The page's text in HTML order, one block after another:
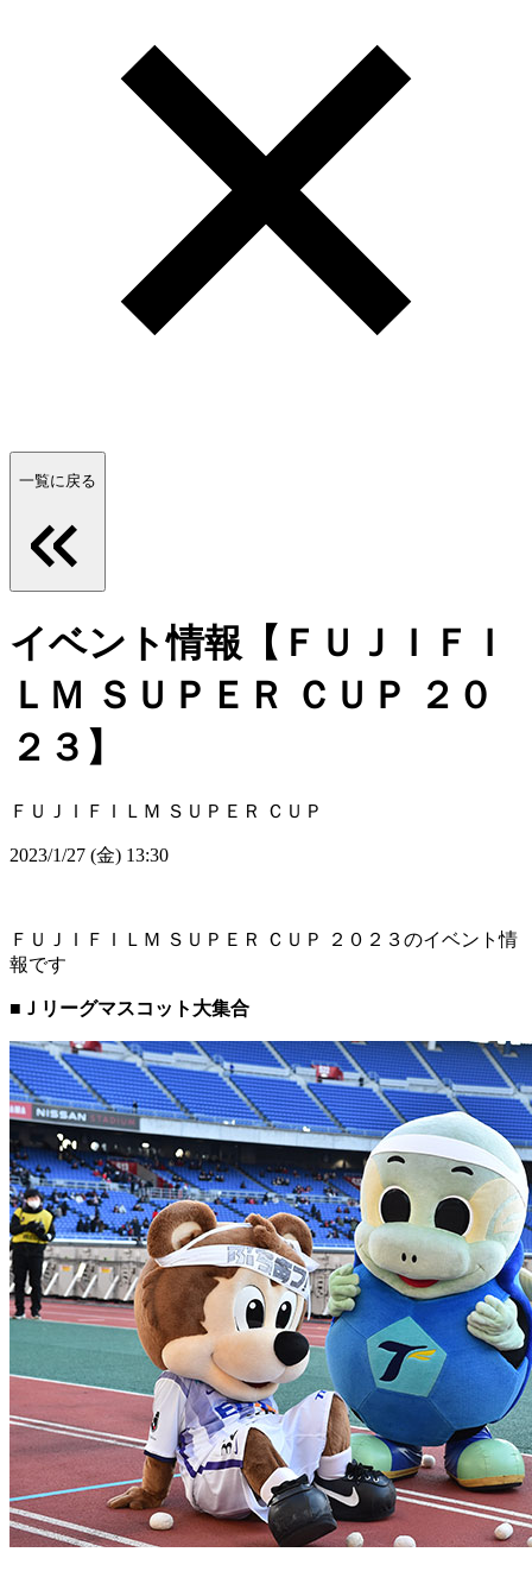
一覧に戻る
イベント情報【ＦＵＪＩＦＩ
ＬＭ ＳＵＰＥＲ ＣＵＰ ２０
２３】
ＦＵＪＩＦＩＬＭ ＳＵＰＥＲ ＣＵＰ
2023/1/27 (金) 13:30
ＦＵＪＩＦＩＬＭ ＳＵＰＥＲ ＣＵＰ ２０２３のイベント情
報です
■Ｊリーグマスコット大集合